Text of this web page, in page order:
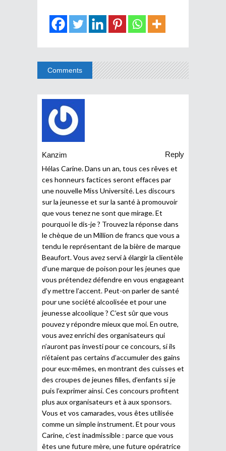
Comments
Kanzim
Reply
Hélas Carine. Dans un an, tous ces rêves et
ces honneurs factices seront effaces par
une nouvelle Miss Université. Les discours
sur la jeunesse et sur la santé à promouvoir
que vous tenez ne sont que mirage. Et
pourquoi le dis-je ? Trouvez la réponse dans
le chèque de un Million de francs que vous a
tendu le représentant de la bière de marque
Beaufort. Vous avez servi à élargir la clientèle
d’une marque de poison pour les jeunes que
vous prétendez défendre en vous engageant
d’y mettre l’accent. Peut-on parler de santé
pour une société alcoolisée et pour une
jeunesse alcoolique ? C’est sûr que vous
pouvez y répondre mieux que moi. En outre,
vous avez enrichi des organisateurs qui
n’auront pas investi pour ce concours, si ils
n’étaient pas certains d’accumuler des gains
pour eux-mêmes, en montrant des cuisses et
des croupes de jeunes filles, d’enfants si je
puis l’exprimer ainsi. Ces concours profitent
plus aux organisateurs et à aux sponsors.
Vous et vos camarades, vous êtes utilisée
comme un simple instrument. Et pour vous
Carine, c’est inadmissible : parce que vous
êtes une future mère, une future opératrice